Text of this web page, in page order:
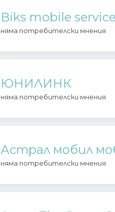
Biks mobile
няма потребителски мнения
ЮНИЛИНК
няма потребителски мнения
Астрал мобил
няма потребителски мнения